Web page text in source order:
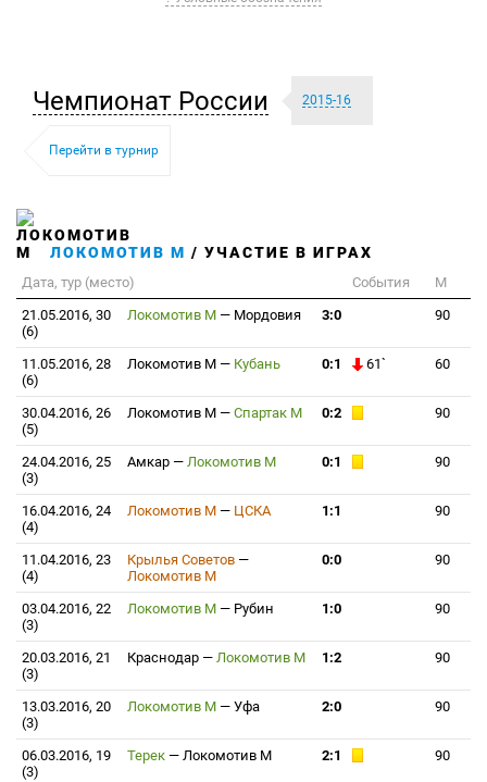
Чемпионат России 2015-16
Перейти в турнир
ЛОКОМОТИВ М / УЧАСТИЕ В ИГРАХ
Дата, тур (место) События
М
21.05.2016, 30
(6)
Локомотив М — Мордовия 3:0 90
11.05.2016, 28
(6)
Локомотив М — Кубань 0:1 61` 60
30.04.2016, 26
(5)
Локомотив М — Спартак М 0:2 90
24.04.2016, 25
(3)
Амкар — Локомотив М 0:1 90
16.04.2016, 24
(4)
Локомотив М — ЦСКА 1:1 90
11.04.2016, 23
(4)
Крылья Советов —
Локомотив М
0:0 90
03.04.2016, 22
(3)
Локомотив М — Рубин 1:0 90
20.03.2016, 21
(3)
Краснодар — Локомотив М 1:2 90
13.03.2016, 20
(3)
Локомотив М — Уфа 2:0 90
06.03.2016, 19
(3)
Терек — Локомотив М 2:1 90